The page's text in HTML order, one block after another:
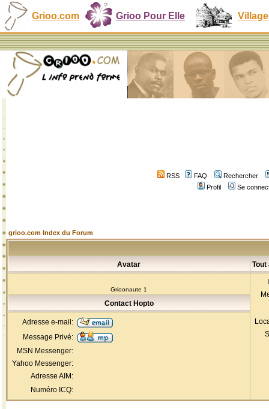
Grioo.com Grioo Pour Elle Village
RSS FAQ
Rechercher
Profil
Se
grioo.com Index du Forum
Avatar Tout
Grioonaute 1
Contact Hopto
Adresse e-mail:
Message Privé:
MSN Messenger:
Yahoo Messenger:
Adresse AIM:
Numéro ICQ: